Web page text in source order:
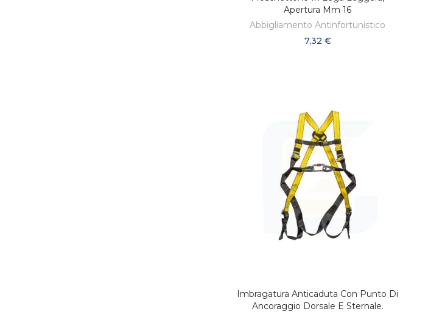
Apertura Mm 16
Abbigliamento Antinfortunistico
7,32 €
AGGIUNGI AL CARRELLO
Imbragatura Anticaduta Con Punto Di
Ancoraggio Dorsale E Sternale.